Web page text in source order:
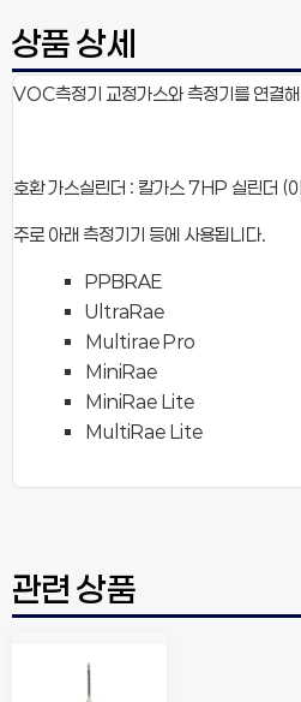
상품 상세
VOC측정기 교정가스와 측정기를 연결
호환 가스실린더 : 칼가스 7HP 실린더 (
주로 아래 측정기기 등에 사용됩니다.
PPBRAE
UltraRae
Multirae Pro
MiniRae
MiniRae Lite
MultiRae Lite
관련 상품